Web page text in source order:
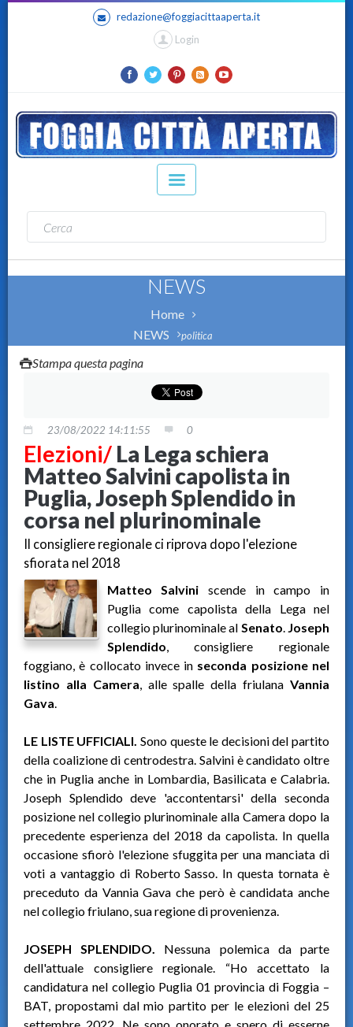
redazione@foggiacittaaperta.it
Login
NEWS
Home
NEWS
politica
Stampa questa pagina
23/08/2022 14:11:55 0
Elezioni/ La Lega schiera
Matteo Salvini capolista in
Puglia, Joseph Splendido in
corsa nel plurinominale
Il consigliere regionale ci riprova dopo l'elezione
sfiorata nel 2018
Matteo Salvini scende in campo in
Puglia come capolista della Lega nel
collegio plurinominale al Senato. Joseph
Splendido, consigliere regionale
foggiano, è collocato invece in seconda posizione nel
listino alla Camera, alle spalle della friulanaVannia
Gava.
LE LISTE UFFICIALI. Sono queste le decisioni del partito
della coalizione di centrodestra. Salvini è candidato oltre
che in Puglia anche in Lombardia, Basilicata e Calabria.
Joseph Splendido deve 'accontentarsi' della seconda
posizione nel collegio plurinominale alla Camera dopo la
precedente esperienza del 2018 da capolista. In quella
occasione sfiorò l'elezione sfuggita per una manciata di
voti a vantaggio di Roberto Sasso. In questa tornata è
preceduto da Vannia Gava che però è candidata anche
nel collegio friulano, sua regione di provenienza.
JOSEPH SPLENDIDO. Nessuna polemica da parte
dell'attuale consigliere regionale. “Ho accettato la
candidatura nel collegio Puglia 01 provincia di Foggia –
BAT, propostami dal mio partito per le elezioni del 25